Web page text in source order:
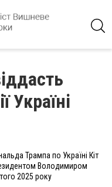
Україні
Трампа по Україні Кіт
Володимиром
2025 року